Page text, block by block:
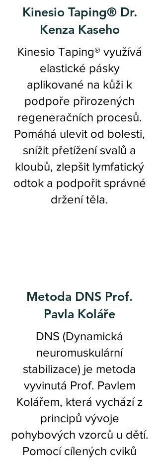
Kinesio Taping® Dr.
Kenza Kaseho
Kinesio Taping® využívá
elastické pásky
aplikované na kůži k
podpoře přirozených
regeneračních procesů.
Pomáhá ulevit od bolesti,
snížit přetížení svalů a
kloubů, zlepšit lymfatický
odtok a podpořit správné
držení těla.
Metoda DNS Prof.
Pavla Koláře
DNS (Dynamická
neuromuskulární
stabilizace) je metoda
vyvinutá Prof. Pavlem
Kolářem, která vychází z
principů vývoje
pohybových vzorců u dětí.
Pomocí cílených cviků